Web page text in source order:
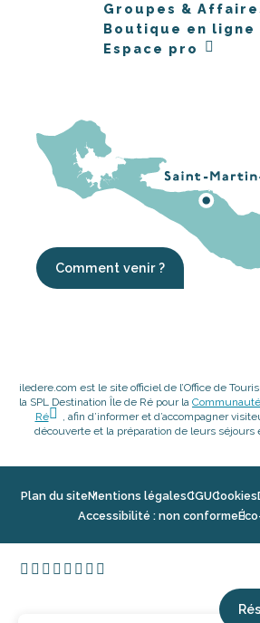
Groupes &
Boutique en ligne
Espace pro
Comment venir ?
iledere.com est le site officiel de l’Office de
la SPL Destination Île de Ré pour la
Ré
, afin d’informer et d’accompagner
découverte et la préparation de leurs séjours
Plan du siteMentions légalesCGUCookies
Accessibilité : non conforme